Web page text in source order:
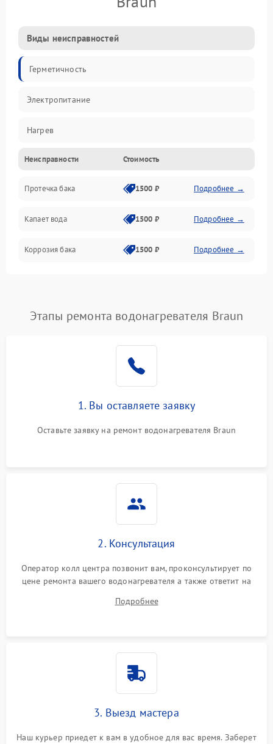
Виды неисправностей
Герметичность
Электропитание
Нагрев
Датчики
Механика
Неисправности Стоимость
Протечка бака 1500 ₽ Подробнее →
Капает вода 1500 ₽ Подробнее →
Коррозия бака 1500 ₽ Подробнее →
Этапы ремонта водонагревателя Braun
1. Вы оставляете заявку
Оставьте заявку на ремонт водонагревателя Braun
2. Консультация
Оператор колл центра позвонит вам, проконсультирует по
цене ремонта вашего водонагревателя а также ответит на
Подробнее
3. Выезд мастера
Наш курьер приедет к вам в удобное для вас время. Заберет